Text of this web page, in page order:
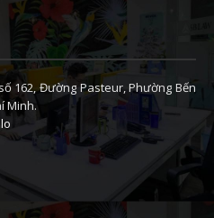
162, Đường Pasteur, Phường Bến
Minh.